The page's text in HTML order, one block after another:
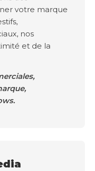
votre marque
nos
et de la